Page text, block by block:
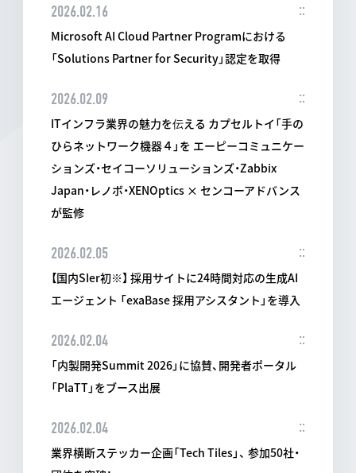
2026.02.16
Microsoft AI Cloud Partner Programにおける
「Solutions Partner for Security」認定を取得
2026.02.09
ITインフラ業界の魅力を伝える カプセルトイ「手の
ひらネットワーク機器４」を エーピーコミュニケー
ションズ・セイコーソリューションズ・Zabbix
Japan・レノボ・XENOptics × センコーアドバンス
が監修
2026.02.05
【国内SIer初※】 採用サイトに24時間対応の生成AI
エージェント 「exaBase 採用アシスタント」を導入
2026.02.04
「内製開発Summit 2026」に協賛、開発者ポータル
「PlaTT」をブース出展
2026.02.04
業界横断ステッカー企画「Tech Tiles」、 参加50社・